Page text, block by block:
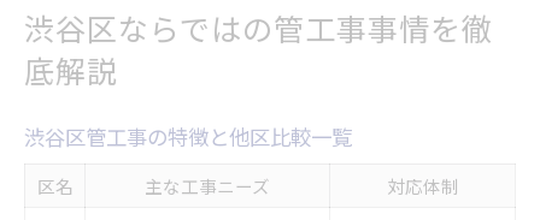
渋谷区ならではの管工事事情を徹
底解説
渋谷区管工事の特徴と他区比較一覧
区名 主な工事ニーズ
対応体制